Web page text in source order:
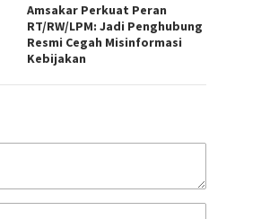
Amsakar Perkuat Peran
RT/RW/LPM: Jadi Penghubung
Resmi Cegah Misinformasi
Kebijakan